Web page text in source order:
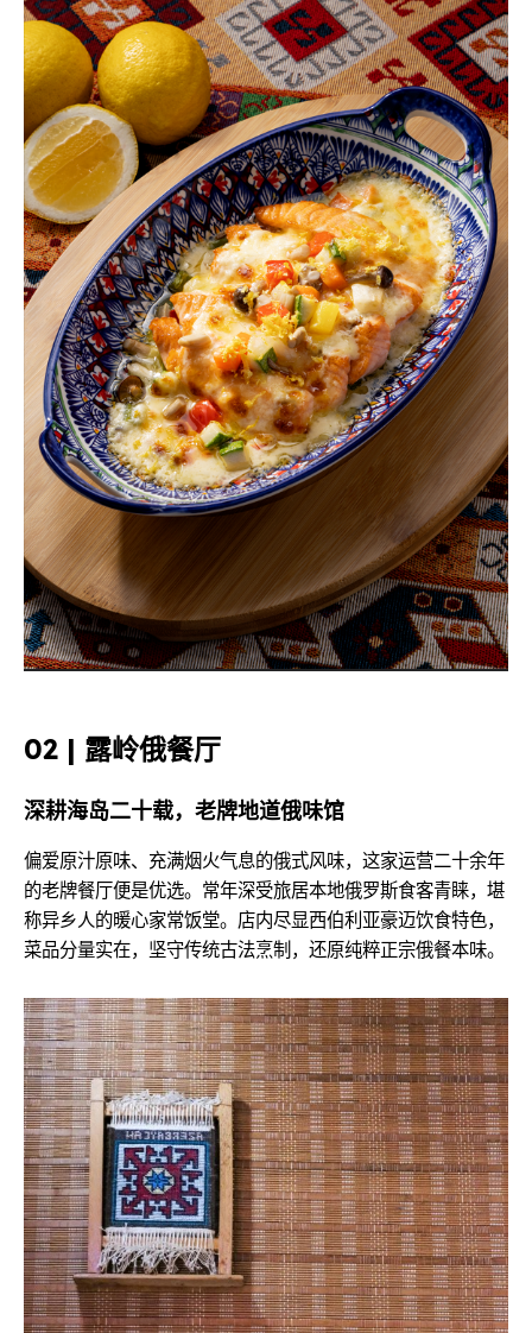
02 | 露岭俄餐厅
深耕海岛二十载，老牌地道俄味馆
偏爱原汁原味、充满烟火气息的俄式风味，这家运营二十余年
的老牌餐厅便是优选。常年深受旅居本地俄罗斯食客青睐，堪
称异乡人的暖心家常饭堂。店内尽显西伯利亚豪迈饮食特色，
菜品分量实在，坚守传统古法烹制，还原纯粹正宗俄餐本味。